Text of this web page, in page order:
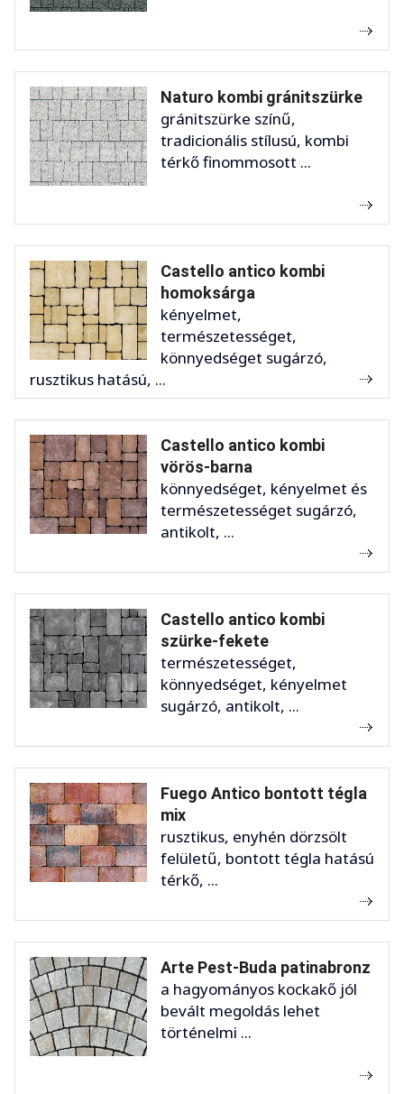
Naturo kombi gránitszürke
gránitszürke színű,
tradicionális stílusú, kombi
térkő finommosott ...
Castello antico kombi
homoksárga
kényelmet,
természetességet,
könnyedséget sugárzó,
rusztikus hatású, ...
Castello antico kombi
vörös-barna
könnyedséget, kényelmet és
természetességet sugárzó,
antikolt, ...
Castello antico kombi
szürke-fekete
természetességet,
könnyedséget, kényelmet
sugárzó, antikolt, ...
Fuego Antico bontott tégla
mix
rusztikus, enyhén dörzsölt
felületű, bontott tégla hatású
térkő, ...
Arte Pest-Buda patinabronz
a hagyományos kockakő jól
bevált megoldás lehet
történelmi ...